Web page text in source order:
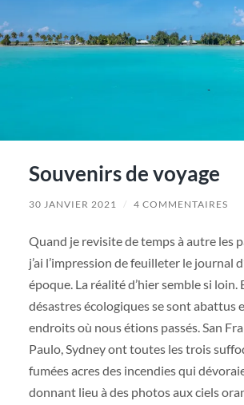
Souvenirs de voyage
30 JANVIER 2021 / 4 COMMENTAIRES
Quand je revisite de temps à autre les
j’ai l’impression de feuilleter le journal
époque. La réalité d’hier semble si loin.
désastres écologiques se sont abattus
endroits où nous étions passés. San
Paulo, Sydney ont toutes les trois
fumées acres des incendies qui
donnant lieu à des photos aux ciels